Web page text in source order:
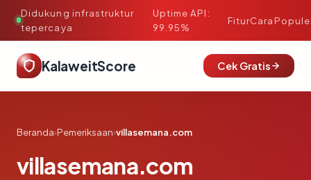
Didukung infrastruktur
tepercaya
·
Uptime API:
99.95%
FiturCara
KalaweitScore Cek Gratis
Beranda›Pemeriksaan›villasemana.com
villasemana.com